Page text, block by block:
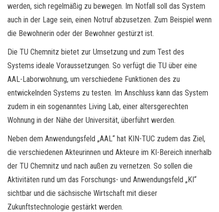
werden, sich regelmäßig zu bewegen. Im Notfall soll das System
auch in der Lage sein, einen Notruf abzusetzen. Zum Beispiel wenn
die Bewohnerin oder der Bewohner gestürzt ist.
Die TU Chemnitz bietet zur Umsetzung und zum Test des
Systems ideale Voraussetzungen. So verfügt die TU über eine
AAL-Laborwohnung, um verschiedene Funktionen des zu
entwickelnden Systems zu testen. Im Anschluss kann das System
zudem in ein sogenanntes Living Lab, einer altersgerechten
Wohnung in der Nähe der Universität, überführt werden.
Neben dem Anwendungsfeld „AAL“ hat KIN-TUC zudem das Ziel,
die verschiedenen Akteurinnen und Akteure im KI-Bereich innerhalb
der TU Chemnitz und nach außen zu vernetzen. So sollen die
Aktivitäten rund um das Forschungs- und Anwendungsfeld „KI“
sichtbar und die sächsische Wirtschaft mit dieser
Zukunftstechnologie gestärkt werden.